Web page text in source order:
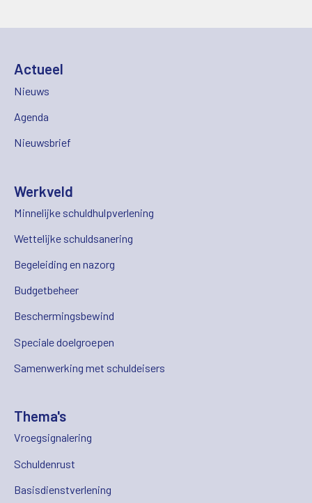
Actueel
Nieuws
Agenda
Nieuwsbrief
Werkveld
Minnelijke schuldhulpverlening
Wettelijke schuldsanering
Begeleiding en nazorg
Budgetbeheer
Beschermingsbewind
Speciale doelgroepen
Samenwerking met schuldeisers
Thema's
Vroegsignalering
Schuldenrust
Basisdienstverlening